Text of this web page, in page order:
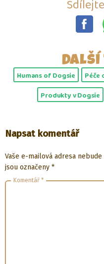
Humans of Dogsie Péče
Produkty v Dogsie
Napsat komentář
Vaše e-mailová adresa nebude
jsou označeny *
Komentář *